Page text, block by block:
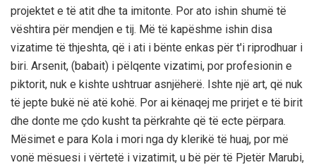
projektet e të atit dhe ta imitonte. Por ato ishin shumë të
vështira për mendjen e tij. Më të kapëshme ishin disa
vizatime të thjeshta, që i ati i bënte enkas për t'i riprodhuar i
biri. Arsenit, (babait) i pëlqente vizatimi, por profesionin e
piktorit, nuk e kishte ushtruar asnjëherë. Ishte një art, që nuk
të jepte bukë në atë kohë. Por ai kënaqej me prirjet e të birit
dhe donte me çdo kusht ta përkrahte që të ecte përpara.
Mësimet e para Kola i mori nga dy klerikë të huaj, por më
vonë mësuesi i vërtetë i vizatimit, u bë për të Pjetër Marubi,